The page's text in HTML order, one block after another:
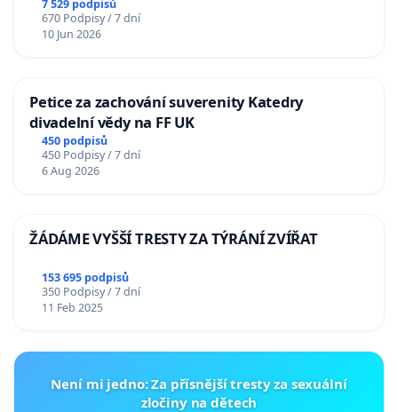
7 529 podpisů
670 Podpisy / 7 dní
10 Jun 2026
Petice za zachování suverenity Katedry
divadelní vědy na FF UK
450 podpisů
450 Podpisy / 7 dní
6 Aug 2026
ŽÁDÁME VYŠŠÍ TRESTY ZA TÝRÁNÍ ZVÍŘAT
153 695 podpisů
350 Podpisy / 7 dní
11 Feb 2025
Není mi jedno: Za přísnější tresty za sexuální
zločiny na dětech